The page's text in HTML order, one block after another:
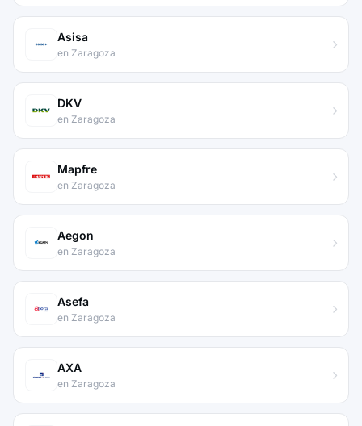
Asisa
en Zaragoza
DKV
en Zaragoza
Mapfre
en Zaragoza
Aegon
en Zaragoza
Asefa
en Zaragoza
AXA
en Zaragoza